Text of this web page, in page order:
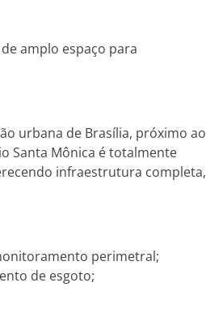
amplo espaço para
urbana de Brasília, próximo ao
Santa Mônica é totalmente
infraestrutura completa,
perimetral;
de esgoto;